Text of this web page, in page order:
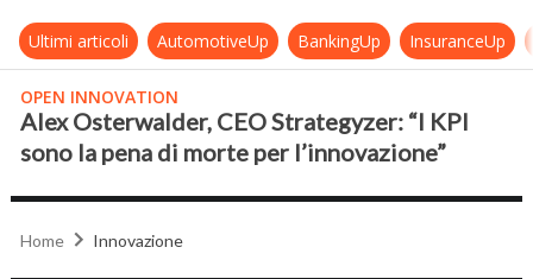
Ultimi articoli AutomotiveUp BankingUp InsuranceUp
OPEN INNOVATION
Alex Osterwalder, CEO Strategyzer: “I KPI
sono la pena di morte per l’innovazione”
Home Innovazione